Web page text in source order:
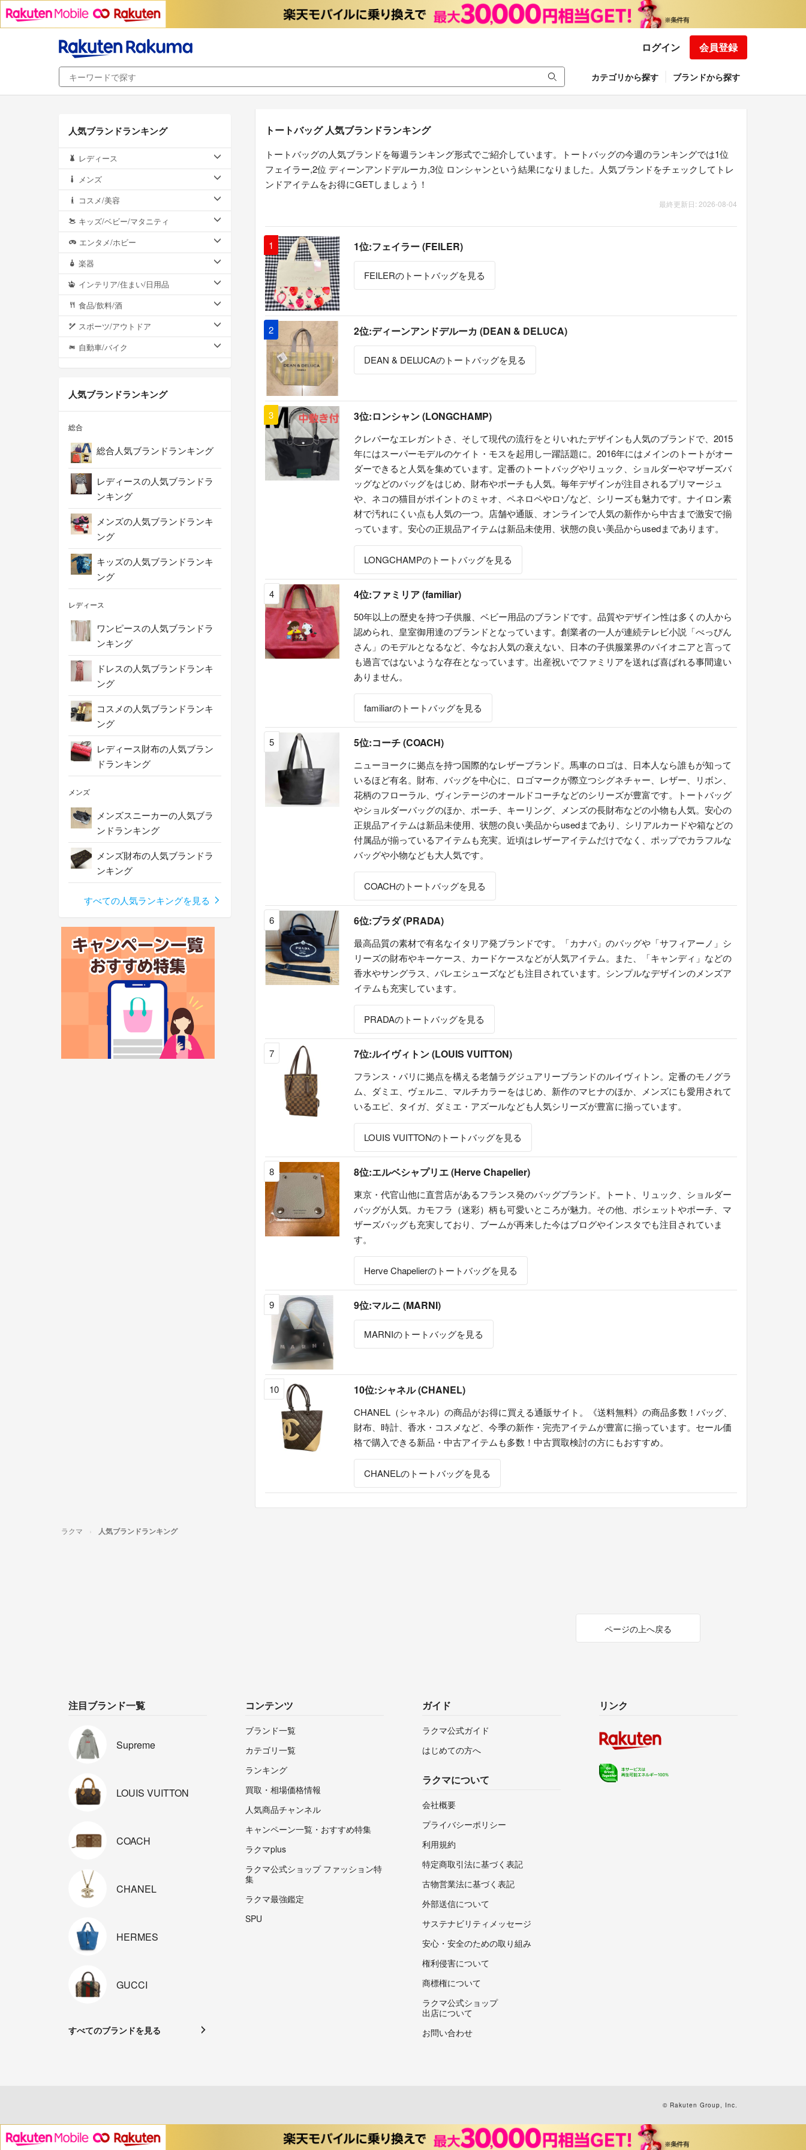
ログイン 会員登録
カテゴリから探す ブランドから探す
トートバッグ 人気ブランドランキング
トートバッグの人気ブランドを毎週ランキング形式でご紹介しています。トートバッグの今週のランキングでは1位
フェイラー,2位 ディーンアンドデルーカ,3位 ロンシャンという結果になりました。人気ブランドをチェックしてトレ
ンドアイテムをお得にGETしましょう！
最終更新日: 2026-08-04
1 1位:フェイラー (FEILER)
FEILERのトートバッグを見る
2 2位:ディーンアンドデルーカ (DEAN & DELUCA)
DEAN & DELUCAのトートバッグを見る
3 3位:ロンシャン (LONGCHAMP)
クレバーなエレガントさ、そして現代の流行をとりいれたデザインも人気のブランドで、2015
年にはスーパーモデルのケイト・モスを起用し一躍話題に。2016年にはメインのトートがオー
ダーできると人気を集めています。定番のトートバッグやリュック、ショルダーやマザーズバ
ッグなどのバッグをはじめ、財布やポーチも人気。毎年デザインが注目されるプリマージュ
や、ネコの猫目がポイントのミャオ、ペネロペやロゾなど、シリーズも魅力です。ナイロン素
材で汚れにくい点も人気の一つ。店舗や通販、オンラインで人気の新作から中古まで激安で揃
っています。安心の正規品アイテムは新品未使用、状態の良い美品からusedまであります。
LONGCHAMPのトートバッグを見る
4 4位:ファミリア (familiar)
50年以上の歴史を持つ子供服、ベビー用品のブランドです。品質やデザイン性は多くの人から
認められ、皇室御用達のブランドとなっています。創業者の一人が連続テレビ小説「べっぴん
さん」のモデルとなるなど、今なお人気の衰えない、日本の子供服業界のパイオニアと言って
も過言ではないような存在となっています。出産祝いでファミリアを送れば喜ばれる事間違い
ありません。
familiarのトートバッグを見る
5 5位:コーチ (COACH)
ニューヨークに拠点を持つ国際的なレザーブランド。馬車のロゴは、日本人なら誰もが知って
いるほど有名。財布、バッグを中心に、ロゴマークが際立つシグネチャー、レザー、リボン、
花柄のフローラル、ヴィンテージのオールドコーチなどのシリーズが豊富です。トートバッグ
やショルダーバッグのほか、ポーチ、キーリング、メンズの長財布などの小物も人気。安心の
正規品アイテムは新品未使用、状態の良い美品からusedまであり、シリアルカードや箱などの
付属品が揃っているアイテムも充実。近頃はレザーアイテムだけでなく、ポップでカラフルな
バッグや小物なども大人気です。
COACHのトートバッグを見る
6 6位:プラダ (PRADA)
最高品質の素材で有名なイタリア発ブランドです。「カナパ」のバッグや「サフィアーノ」シ
リーズの財布やキーケース、カードケースなどが人気アイテム。また、「キャンディ」などの
香水やサングラス、バレエシューズなども注目されています。シンプルなデザインのメンズア
イテムも充実しています。
PRADAのトートバッグを見る
7 7位:ルイヴィトン (LOUIS VUITTON)
フランス・パリに拠点を構える老舗ラグジュアリーブランドのルイヴィトン。定番のモノグラ
ム、ダミエ、ヴェルニ、マルチカラーをはじめ、新作のマヒナのほか、メンズにも愛用されて
いるエピ、タイガ、ダミエ・アズールなども人気シリーズが豊富に揃っています。
LOUIS VUITTONのトートバッグを見る
8 8位:エルベシャプリエ (Herve Chapelier)
東京・代官山他に直営店があるフランス発のバッグブランド。トート、リュック、ショルダー
バッグが人気。カモフラ（迷彩）柄も可愛いところが魅力。その他、ポシェットやポーチ、マ
ザーズバッグも充実しており、ブームが再来した今はブログやインスタでも注目されていま
す。
Herve Chapelierのトートバッグを見る
9 9位:マルニ (MARNI)
MARNIのトートバッグを見る
10 10位:シャネル (CHANEL)
CHANEL（シャネル）の商品がお得に買える通販サイト。《送料無料》の商品多数！バッグ、
財布、時計、香水・コスメなど、今季の新作・完売アイテムが豊富に揃っています。セール価
格で購入できる新品・中古アイテムも多数！中古買取検討の方にもおすすめ。
CHANELのトートバッグを見る
人気ブランドランキング
レディース
メンズ
コスメ/美容
キッズ/ベビー/マタニティ
エンタメ/ホビー
楽器
インテリア/住まい/日用品
食品/飲料/酒
スポーツ/アウトドア
自動車/バイク
人気ブランドランキング
総合
総合人気ブランドランキング
レディースの人気ブランドラ
ンキング
メンズの人気ブランドランキ
ング
キッズの人気ブランドランキ
ング
レディース
ワンピースの人気ブランドラ
ンキング
ドレスの人気ブランドランキ
ング
コスメの人気ブランドランキ
ング
レディース財布の人気ブラン
ドランキング
メンズ
メンズスニーカーの人気ブラ
ンドランキング
メンズ財布の人気ブランドラ
ンキング
すべての人気ランキングを見る
ラクマ 人気ブランドランキング
ページの上へ戻る
注目ブランド一覧
Supreme
LOUIS VUITTON
COACH
CHANEL
HERMES
GUCCI
すべてのブランドを見る
コンテンツ
ブランド一覧
カテゴリ一覧
ランキング
買取・相場価格情報
人気商品チャンネル
キャンペーン一覧・おすすめ特集
ラクマplus
ラクマ公式ショップ ファッション特
集
ラクマ最強鑑定
SPU
ガイド
ラクマ公式ガイド
はじめての方へ
ラクマについて
会社概要
プライバシーポリシー
利用規約
特定商取引法に基づく表記
古物営業法に基づく表記
外部送信について
サステナビリティメッセージ
安心・安全のための取り組み
権利侵害について
商標権について
ラクマ公式ショップ
出店について
お問い合わせ
リンク
© Rakuten Group, Inc.